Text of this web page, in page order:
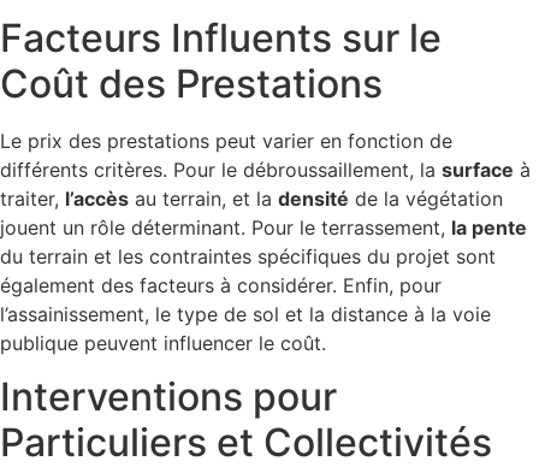
Facteurs Influents sur le
Coût des Prestations
Le prix des prestations peut varier en fonction de
différents critères. Pour le débroussaillement, la surface à
traiter, l’accès au terrain, et la densité de la végétation
jouent un rôle déterminant. Pour le terrassement, la pente
du terrain et les contraintes spécifiques du projet sont
également des facteurs à considérer. Enfin, pour
l’assainissement, le type de sol et la distance à la voie
publique peuvent influencer le coût.
Interventions pour
Particuliers et Collectivités